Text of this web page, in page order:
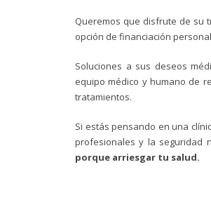
Queremos que disfrute de su
opción de financiación
Soluciones a sus deseos
equipo médico y humano de
tratamientos.
Si estás pensando en una
profesionales y la seguridad
porque arriesgar tu salud.